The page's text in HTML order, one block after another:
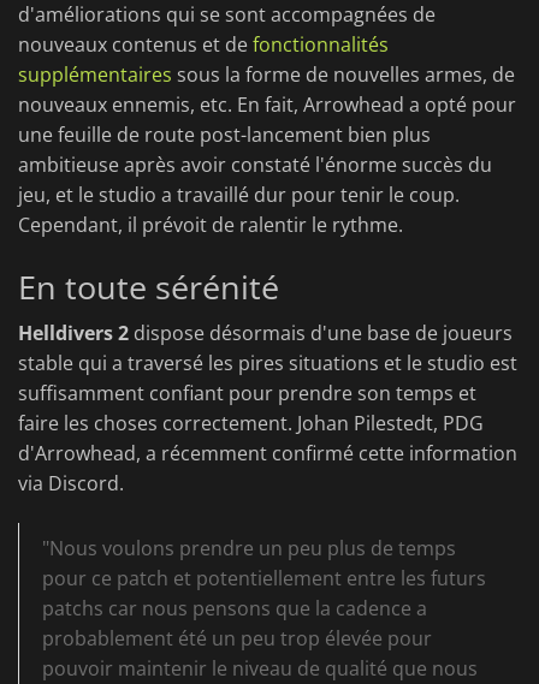
d'améliorations qui se sont accompagnées de
nouveaux contenus et defonctionnalités
supplémentaires sous la forme de nouvelles armes, de
nouveaux ennemis, etc. En fait, Arrowhead a opté pour
une feuille de route post-lancement bien plus
ambitieuse après avoir constaté l'énorme succès du
jeu, et le studio a travaillé dur pour tenir le coup.
Cependant, il prévoit de ralentir le rythme.
En toute sérénité
Helldivers 2 dispose désormais d'une base de joueurs
stable qui a traversé les pires situations et le studio est
suffisamment confiant pour prendre son temps et
faire les choses correctement. Johan Pilestedt, PDG
d'Arrowhead, a récemment confirmé cette information
via Discord.
"Nous voulons prendre un peu plus de temps
pour ce patch et potentiellement entre les futurs
patchs car nous pensons que la cadence a
probablement été un peu trop élevée pour
pouvoir maintenir le niveau de qualité que nous